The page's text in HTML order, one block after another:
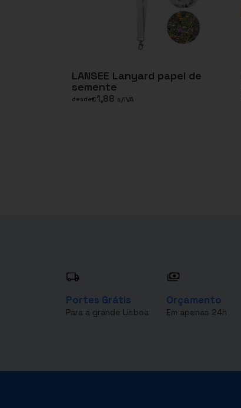
LANSEE Lanyard papel de
semente
desde€1,88 s/IVA
Portes Grátis
Para a grande Lisboa
Orçamento
Em apenas 24h